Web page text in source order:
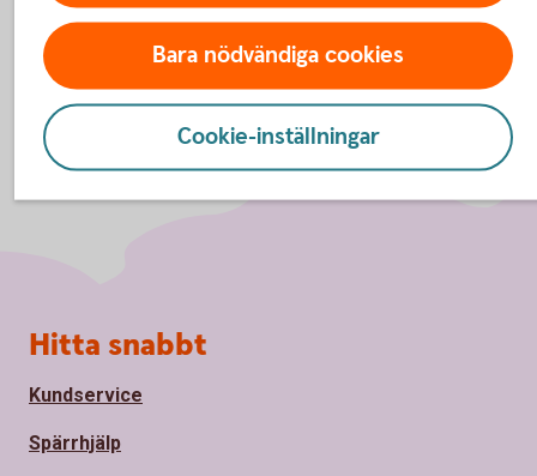
Bara nödvändiga cookies
Cookie-inställningar
Sidfot
Hitta snabbt
Kundservice
Spärrhjälp